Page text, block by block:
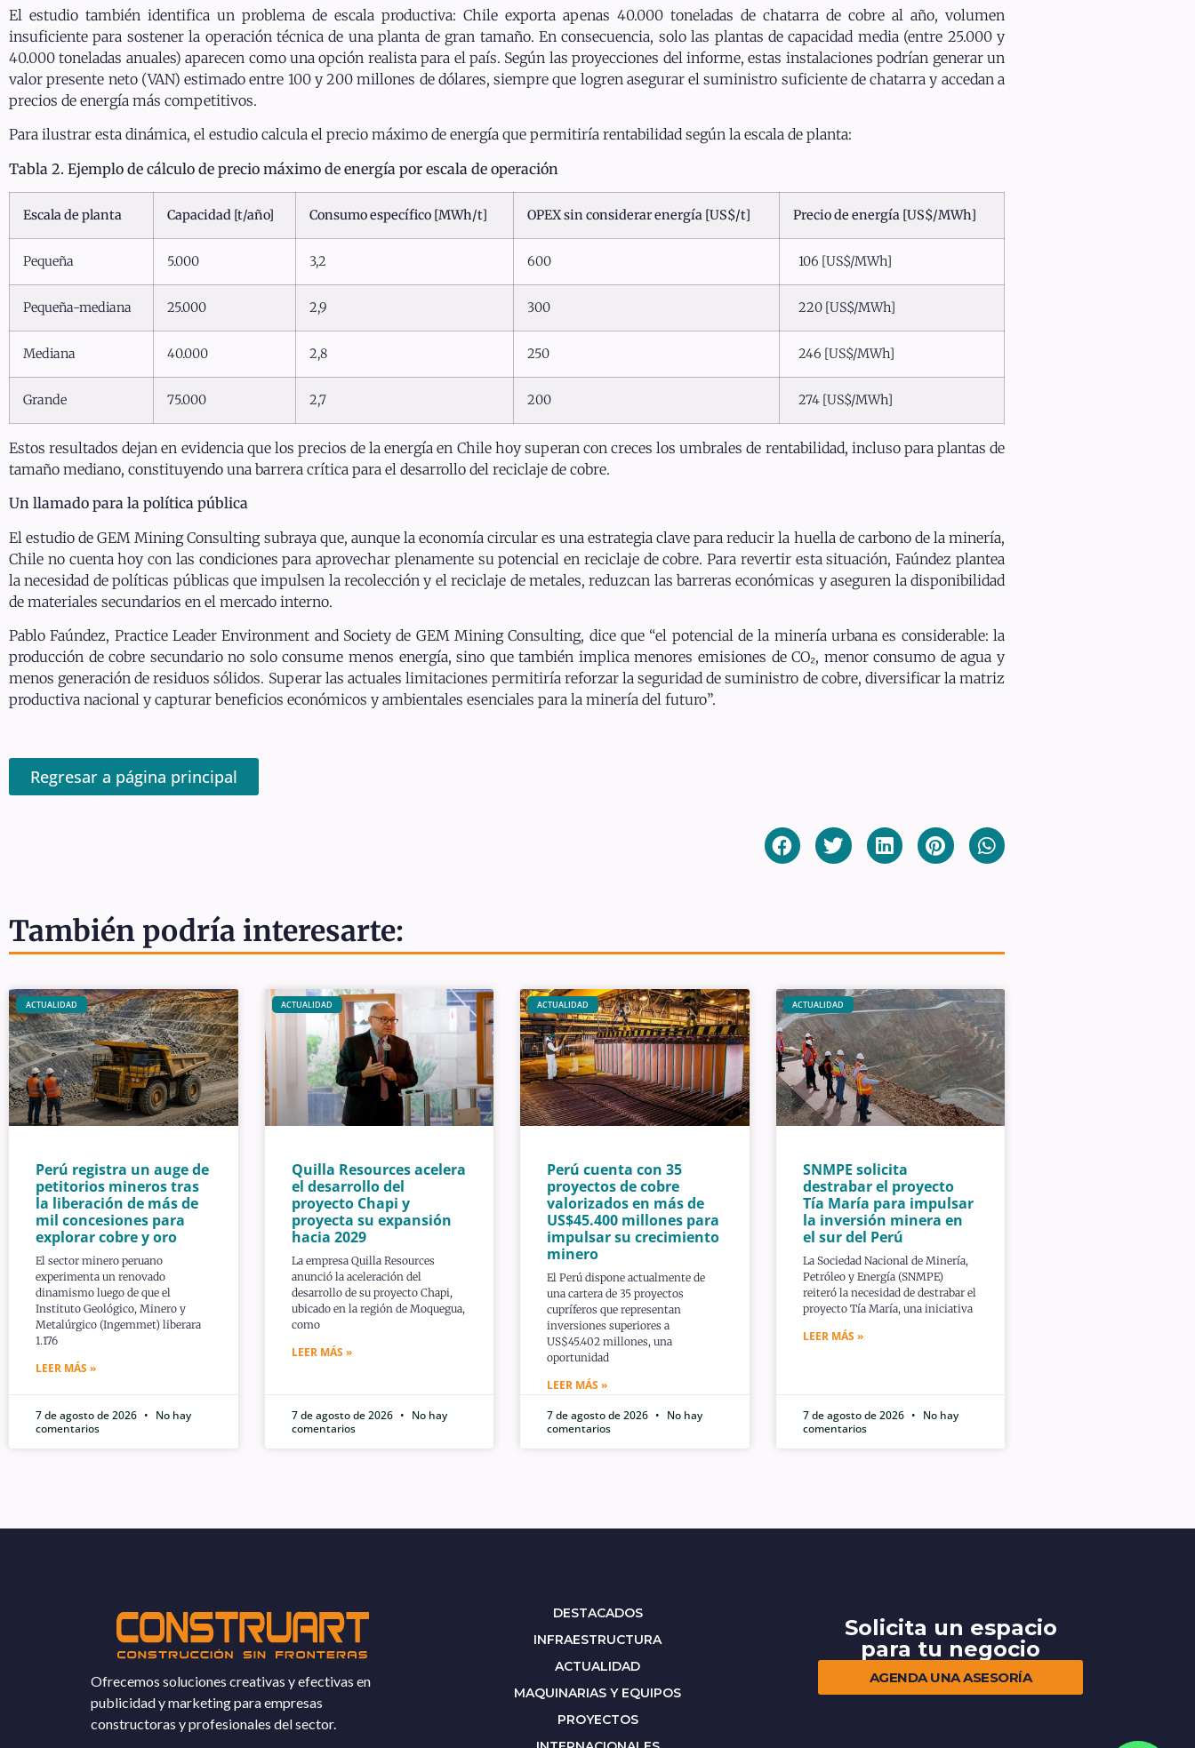
El estudio también identifica un problema de escala productiva: Chile exporta apenas 40.000 toneladas de chatarra de cobre al año, volumen
insuficiente para sostener la operación técnica de una planta de gran tamaño. En consecuencia, solo las plantas de capacidad media (entre 25.000 y
40.000 toneladas anuales) aparecen como una opción realista para el país. Según las proyecciones del informe, estas instalaciones podrían generar un
valor presente neto (VAN) estimado entre 100 y 200 millones de dólares, siempre que logren asegurar el suministro suficiente de chatarra y accedan a
precios de energía más competitivos.
Para ilustrar esta dinámica, el estudio calcula el precio máximo de energía que permitiría rentabilidad según la escala de planta:
Tabla 2. Ejemplo de cálculo de precio máximo de energía por escala de operación
Escala de planta Capacidad [t/año] Consumo específico [MWh/t] OPEX sin considerar energía [US$/t] Precio de energía [US$/MWh]
Pequeña 5.000 3,2 600 106 [US$/MWh]
Pequeña-mediana 25.000 2,9 300 220 [US$/MWh]
Mediana 40.000 2,8 250 246 [US$/MWh]
Grande 75.000 2,7 200 274 [US$/MWh]
Estos resultados dejan en evidencia que los precios de la energía en Chile hoy superan con creces los umbrales de rentabilidad, incluso para plantas de
tamaño mediano, constituyendo una barrera crítica para el desarrollo del reciclaje de cobre.
Un llamado para la política pública
El estudio de GEM Mining Consulting subraya que, aunque la economía circular es una estrategia clave para reducir la huella de carbono de la minería,
Chile no cuenta hoy con las condiciones para aprovechar plenamente su potencial en reciclaje de cobre. Para revertir esta situación, Faúndez plantea
la necesidad de políticas públicas que impulsen la recolección y el reciclaje de metales, reduzcan las barreras económicas y aseguren la disponibilidad
de materiales secundarios en el mercado interno.
Pablo Faúndez, Practice Leader Environment and Society de GEM Mining Consulting, dice que “el potencial de la minería urbana es considerable: la
producción de cobre secundario no solo consume menos energía, sino que también implica menores emisiones de CO₂, menor consumo de agua y
menos generación de residuos sólidos. Superar las actuales limitaciones permitiría reforzar la seguridad de suministro de cobre, diversificar la matriz
productiva nacional y capturar beneficios económicos y ambientales esenciales para la minería del futuro”.
Regresar a página principal
También podría interesarte:
ACTUALIDAD
Perú registra un auge de
petitorios mineros tras
la liberación de más de
mil concesiones para
explorar cobre y oro
El sector minero peruano
experimenta un renovado
dinamismo luego de que el
Instituto Geológico, Minero y
Metalúrgico (Ingemmet) liberara
1.176
LEER MÁS »
7 de agosto de 2026
No hay
comentarios
ACTUALIDAD
Quilla Resources acelera
el desarrollo del
proyecto Chapi y
proyecta su expansión
hacia 2029
La empresa Quilla Resources
anunció la aceleración del
desarrollo de su proyecto Chapi,
ubicado en la región de Moquegua,
como
LEER MÁS »
7 de agosto de 2026
No hay
comentarios
ACTUALIDAD
Perú cuenta con 35
proyectos de cobre
valorizados en más de
US$45.400 millones para
impulsar su crecimiento
minero
El Perú dispone actualmente de
una cartera de 35 proyectos
cupríferos que representan
inversiones superiores a
US$45.402 millones, una
oportunidad
LEER MÁS »
7 de agosto de 2026
No hay
comentarios
ACTUALIDAD
SNMPE solicita
destrabar el proyecto
Tía María para impulsar
la inversión minera en
el sur del Perú
La Sociedad Nacional de Minería,
Petróleo y Energía (SNMPE)
reiteró la necesidad de destrabar el
proyecto Tía María, una iniciativa
LEER MÁS »
7 de agosto de 2026
No hay
comentarios
Ofrecemos soluciones creativas y efectivas en
publicidad y marketing para empresas
constructoras y profesionales del sector.
DESTACADOS
INFRAESTRUCTURA
ACTUALIDAD
MAQUINARIAS Y EQUIPOS
PROYECTOS
Solicita un espacio
para tu negocio
AGENDA UNA ASESORÍA